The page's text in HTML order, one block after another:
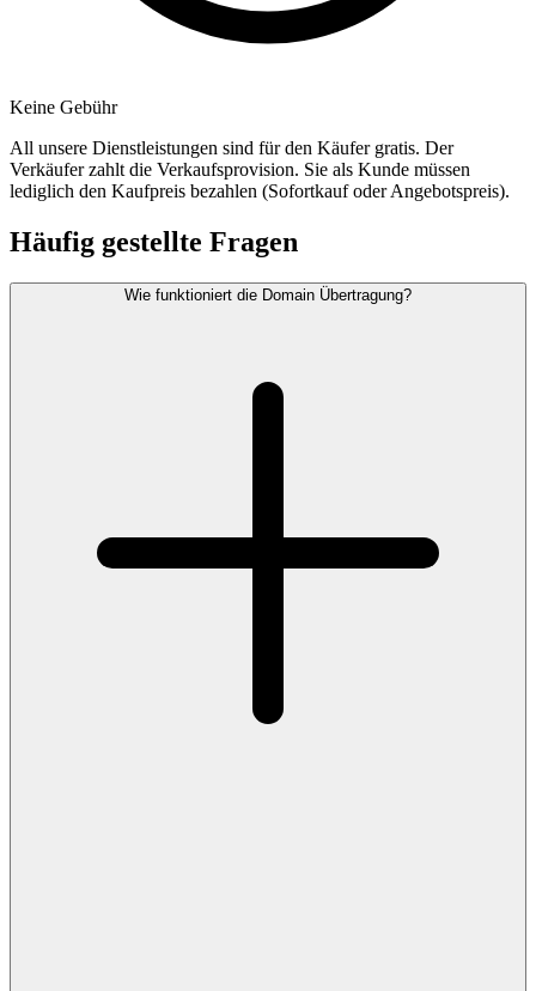
Keine Gebühr
All unsere Dienstleistungen sind für den Käufer gratis. Der
Verkäufer zahlt die Verkaufsprovision. Sie als Kunde müssen
lediglich den Kaufpreis bezahlen (Sofortkauf oder Angebotspreis).
Häufig gestellte Fragen
Wie funktioniert die Domain Übertragung?